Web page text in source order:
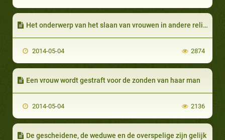
Het onderwerp van het slaan van vrouwen in andere religies
2014-05-04 2874
Een vrouw wordt gestraft voor de zonden van haar man
2014-05-04 2136
De gescheidene, de weduwe en de overspelige zijn gelijk